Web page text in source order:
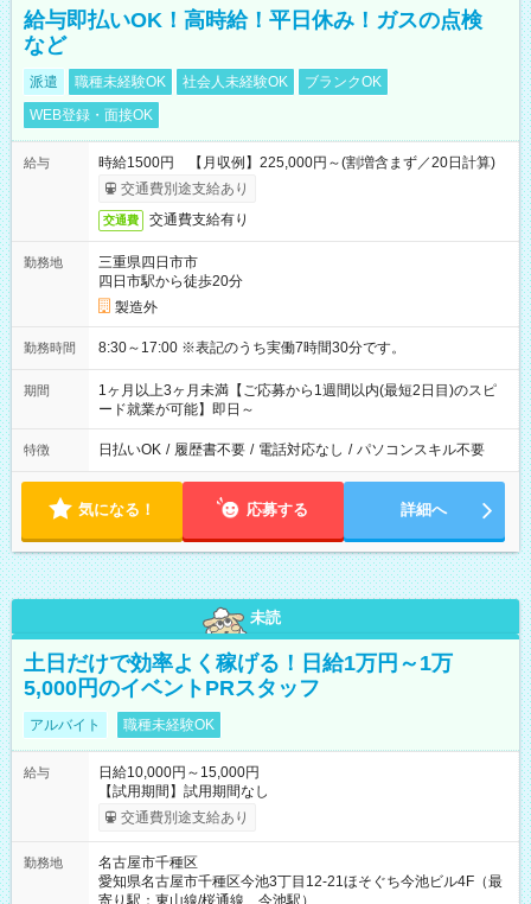
給与即払いOK！高時給！平日休み！ガスの点検
など
派遣 職種未経験OK 社会人未経験OK
ブランクOK
WEB登録・面接OK
給与
時給1500円 【月収例】225,000円～(割増含まず／20日計算)
交通費別途支給あり
交通費 交通費支給有り
勤務地
三重県四日市市
四日市駅から徒歩20分
製造外
勤務時間 8:30～17:00 ※表記のうち実働7時間30分です。
期間
1ヶ月以上3ヶ月未満【ご応募から1週間以内(最短2日目)のスピ
ード就業が可能】即日～
特徴 日払いOK / 履歴書不要 / 電話対応なし / パソコンスキル不要
気になる！ 応募する 詳細へ
未読
土日だけで効率よく稼げる！日給1万円～1万
5,000円のイベントPRスタッフ
アルバイト 職種未経験OK
給与
日給10,000円～15,000円
【試用期間】試用期間なし
交通費別途支給あり
勤務地
名古屋市千種区
愛知県名古屋市千種区今池3丁目12-21ほそぐち今池ビル4F（最
寄り駅：東山線/桜通線 今池駅）